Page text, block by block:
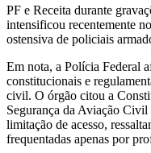
PF e Receita durante
intensificou recentemente
ostensiva de policiais
Em nota, a Polícia Federal
constitucionais e
civil. O órgão citou a
Segurança da Aviação
limitação de acesso,
frequentadas apenas por